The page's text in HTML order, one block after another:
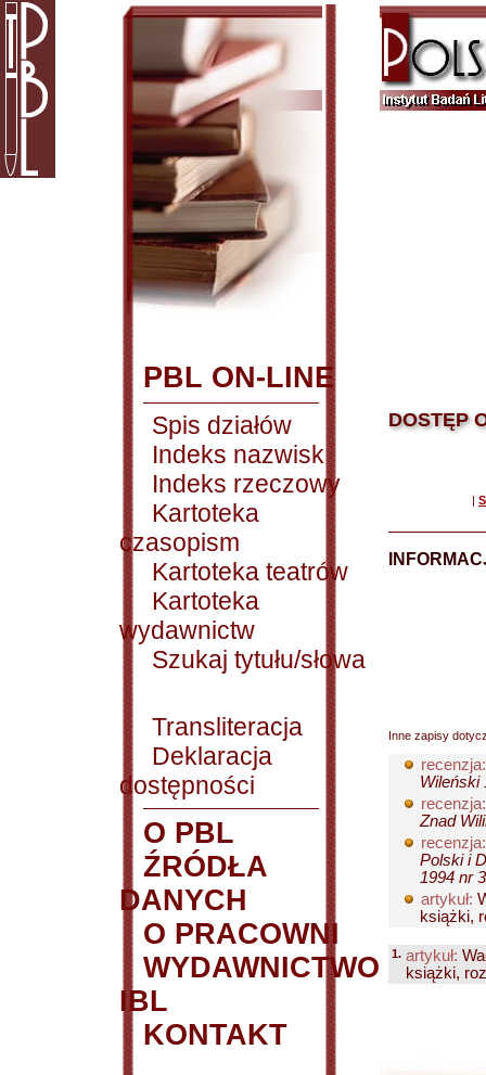
PBL ON-LINE
Spis działów
Indeks nazwisk
Indeks rzeczowy
Kartoteka
czasopism
Kartoteka teatrów
Kartoteka
wydawnictw
Szukaj tytułu/słowa
Transliteracja
Deklaracja
dostępności
O PBL
ŹRÓDŁA
DANYCH
O PRACOWNI
WYDAWNICTWO
IBL
KONTAKT
DOSTĘP
|
Inne zapisy
recenzja:
Wileński
recenzja:
Znad
recenzja:
Polski i
1994 nr
artykuł:
książki,
1. artykuł:
książki,